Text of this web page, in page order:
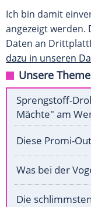
Ich bin damit
angezeigt werden.
Daten an
dazu in unseren
Unsere
Sprengstoff-
Mächte" am
Diese Promi-
Was bei der
Die